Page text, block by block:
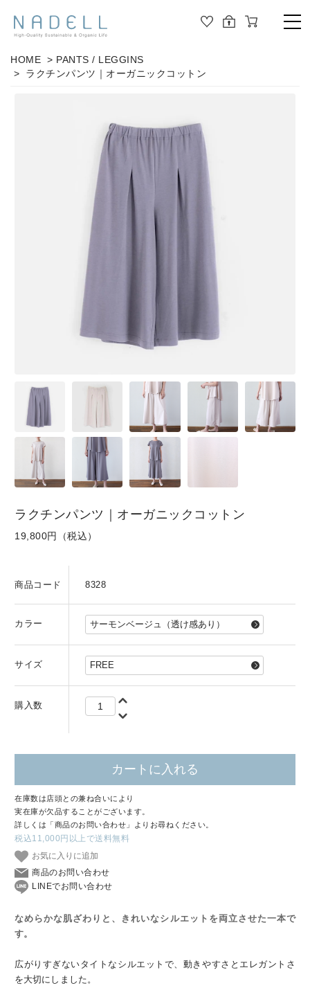
TOP
PRODUCT
CUT&SEWN
SHIRT / BLOUSE
DRESS
PANTS / LEGGINS
SKIRT
FORMAL
ORGANIC COTTON
ABOUT US
HOME > PANTS / LEGGINS
> ラクチンパンツ｜オーガニックコットン
ラクチンパンツ｜オーガニックコットン
19,800円（税込）
商品コード 8328
カラー
サイズ
購入数
カートに入れる
在庫数は店頭との兼ね合いにより
実在庫が欠品することがございます。
詳しくは「商品のお問い合わせ」よりお尋ねください。
税込11,000円以上で送料無料
お気に入りに追加
商品のお問い合わせ
LINEでお問い合わせ
なめらかな肌ざわりと、きれいなシルエットを両立させた一本で
す。
広がりすぎないタイトなシルエットで、動きやすさとエレガントさ
を大切にしました。